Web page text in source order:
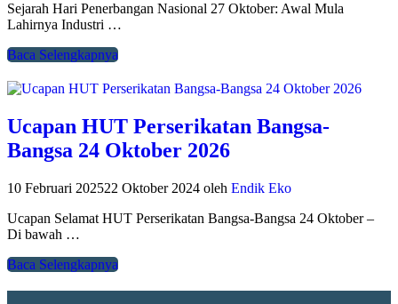
Sejarah Hari Penerbangan Nasional 27 Oktober: Awal Mula
Lahirnya Industri …
Baca Selengkapnya
Ucapan HUT Perserikatan Bangsa-
Bangsa 24 Oktober 2026
10 Februari 202522 Oktober 2024 oleh Endik Eko
Ucapan Selamat HUT Perserikatan Bangsa-Bangsa 24 Oktober –
Di bawah …
Baca Selengkapnya